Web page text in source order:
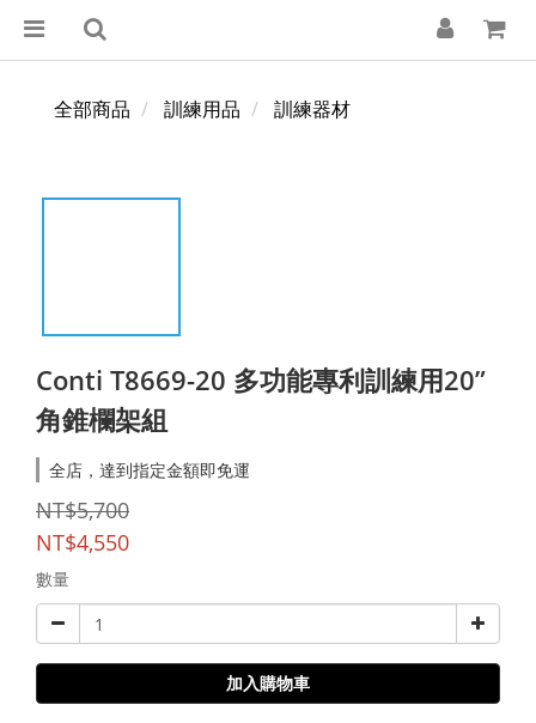
全部商品 訓練用品 訓練器材
Conti T8669-20 多功能專利訓練用20”
角錐欄架組
全店，達到指定金額即免運
NT$5,700
NT$4,550
數量
加入購物車